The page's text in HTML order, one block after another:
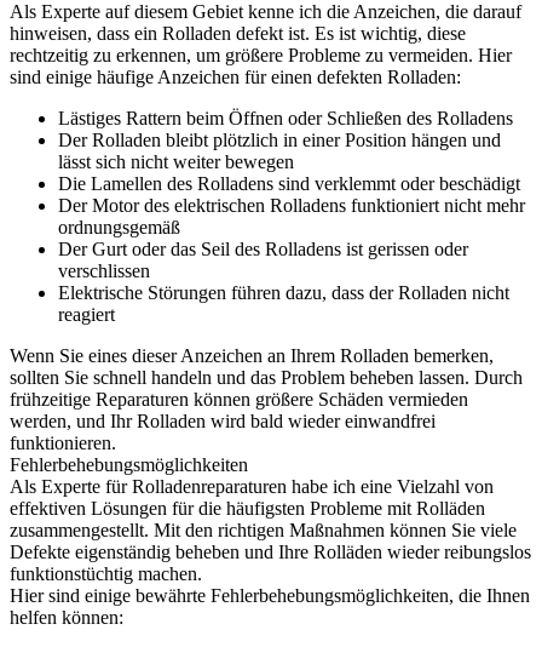
Als Experte auf diesem Gebiet kenne ich die Anzeichen, die darauf
hinweisen, dass ein Rolladen defekt ist. Es ist wichtig, diese
rechtzeitig zu erkennen, um größere Probleme zu vermeiden. Hier
sind einige häufige Anzeichen für einen defekten Rolladen:
Lästiges Rattern beim Öffnen oder Schließen des Rolladens
Der Rolladen bleibt plötzlich in einer Position hängen und
lässt sich nicht weiter bewegen
Die Lamellen des Rolladens sind verklemmt oder beschädigt
Der Motor des elektrischen Rolladens funktioniert nicht mehr
ordnungsgemäß
Der Gurt oder das Seil des Rolladens ist gerissen oder
verschlissen
Elektrische Störungen führen dazu, dass der Rolladen nicht
reagiert
Wenn Sie eines dieser Anzeichen an Ihrem Rolladen bemerken,
sollten Sie schnell handeln und das Problem beheben lassen. Durch
frühzeitige Reparaturen können größere Schäden vermieden
werden, und Ihr Rolladen wird bald wieder einwandfrei
funktionieren.
Fehlerbehebungsmöglichkeiten
Als Experte für Rolladenreparaturen habe ich eine Vielzahl von
effektiven Lösungen für die häufigsten Probleme mit Rolläden
zusammengestellt. Mit den richtigen Maßnahmen können Sie viele
Defekte eigenständig beheben und Ihre Rolläden wieder reibungslos
funktionstüchtig machen.
Hier sind einige bewährte Fehlerbehebungsmöglichkeiten, die Ihnen
helfen können: